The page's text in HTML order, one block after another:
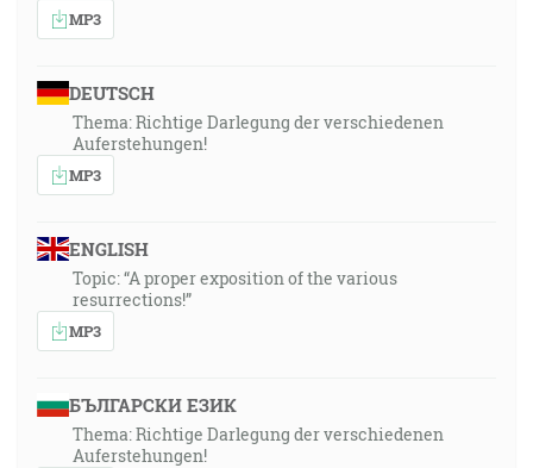
MP3
DEUTSCH
Thema: Richtige Darlegung der verschiedenen
Auferstehungen!
MP3
ENGLISH
Topic: “A proper exposition of the various
resurrections!”
MP3
БЪЛГАРСКИ ЕЗИК
Thema: Richtige Darlegung der verschiedenen
Auferstehungen!